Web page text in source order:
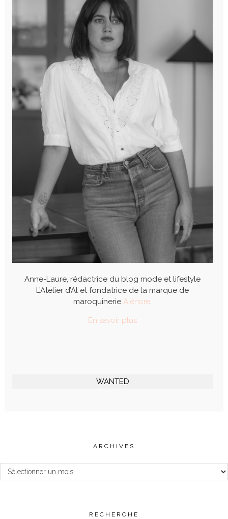
Anne-Laure, rédactrice du blog mode et lifestyle
L’Atelier d’Al et fondatrice de la marque de
maroquinerie Alénore.
En savoir plus
WANTED
ARCHIVES
Archives
RECHERCHE